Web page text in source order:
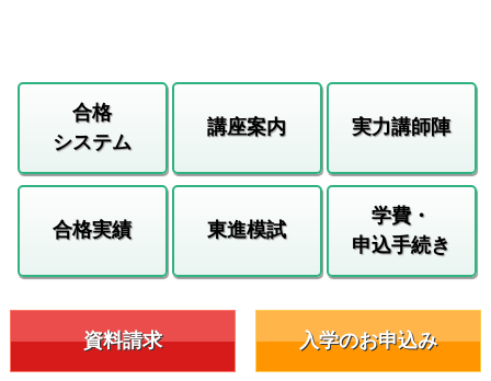
合格
システム
講座案内 実力講師陣
合格実績 東進模試
学費・
申込手続き
資料請求 入学のお申込み